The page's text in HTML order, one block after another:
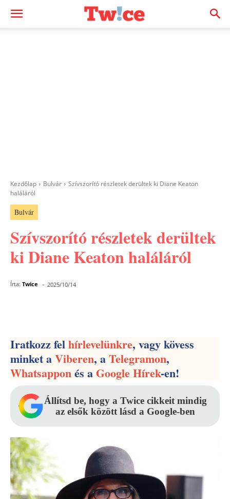
Kezdőlap Bulvár
Szívszorító részletek derültek ki Diane Keaton
haláláról
Bulvár
Szívszorító részletek derültek
ki Diane Keaton haláláról
Írta: Twice - 2025/10/14
Iratkozz felhírlevelünkre, vagy kövess
minket aViberen, aTelegramon,
Whatsapponés aGoogle Hírek-en!
Állítsd be, hogy a Twice cikkeit mindig
az elsők között lásd a Google-ben